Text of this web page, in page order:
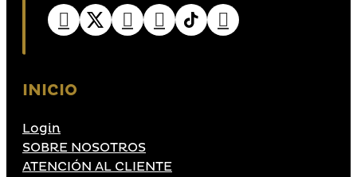
INICIO
Login
SOBRE NOSOTROS
ATENCIÓN AL CLIENTE